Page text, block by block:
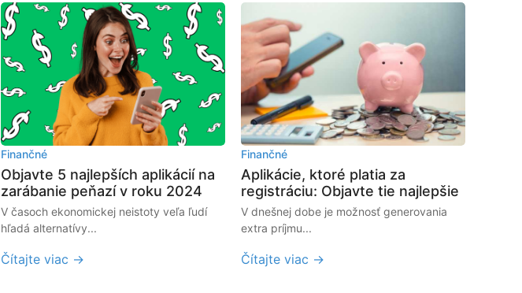
Finančné
Objavte 5 najlepších aplikácií na
zarábanie peňazí v roku 2024
V časoch ekonomickej neistoty veľa ľudí
hľadá alternatívy...
Čítajte viac →
Finančné
Aplikácie, ktoré platia za
registráciu: Objavte tie najlepšie
V dnešnej dobe je možnosť generovania
extra príjmu...
Čítajte viac →